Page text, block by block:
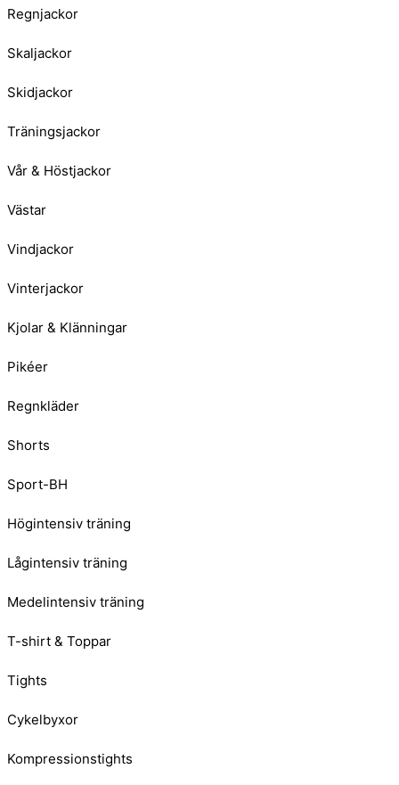
Regnjackor
Skaljackor
Skidjackor
Träningsjackor
Vår & Höstjackor
Västar
Vindjackor
Vinterjackor
Kjolar & Klänningar
Pikéer
Regnkläder
Shorts
Sport-BH
Högintensiv träning
Lågintensiv träning
Medelintensiv träning
T-shirt & Toppar
Tights
Cykelbyxor
Kompressionstights